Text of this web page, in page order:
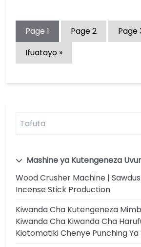
Mashine ya Kutengeneza
Wood Crusher Machine |
Incense Stick Production
Kiwanda Cha Kutengeneza
Kiwanda Cha Kiwanda Cha
Kiotomatiki Chenye Punching Ya
Page 1 Page2 Page
Ifuatayo »